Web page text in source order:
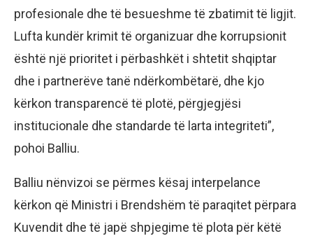
profesionale dhe të besueshme të zbatimit të ligjit.
Lufta kundër krimit të organizuar dhe korrupsionit
është një prioritet i përbashkët i shtetit shqiptar
dhe i partnerëve tanë ndërkombëtarë, dhe kjo
kërkon transparencë të plotë, përgjegjësi
institucionale dhe standarde të larta integriteti”,
pohoi Balliu.
Balliu nënvizoi se përmes kësaj interpelance
kërkon që Ministri i Brendshëm të paraqitet përpara
Kuvendit dhe të japë shpjegime të plota për këtë